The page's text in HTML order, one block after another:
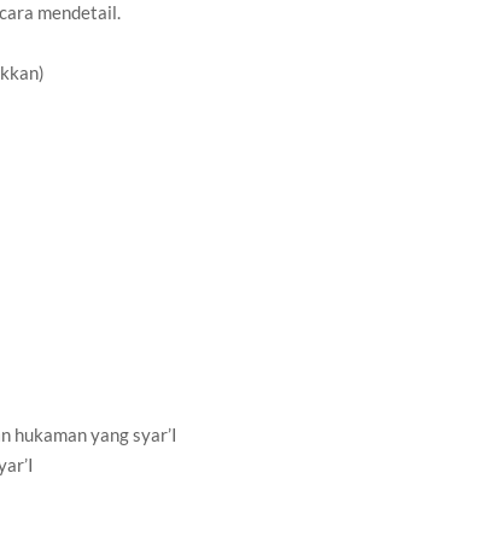
mendetail.
hukaman yang syar’I